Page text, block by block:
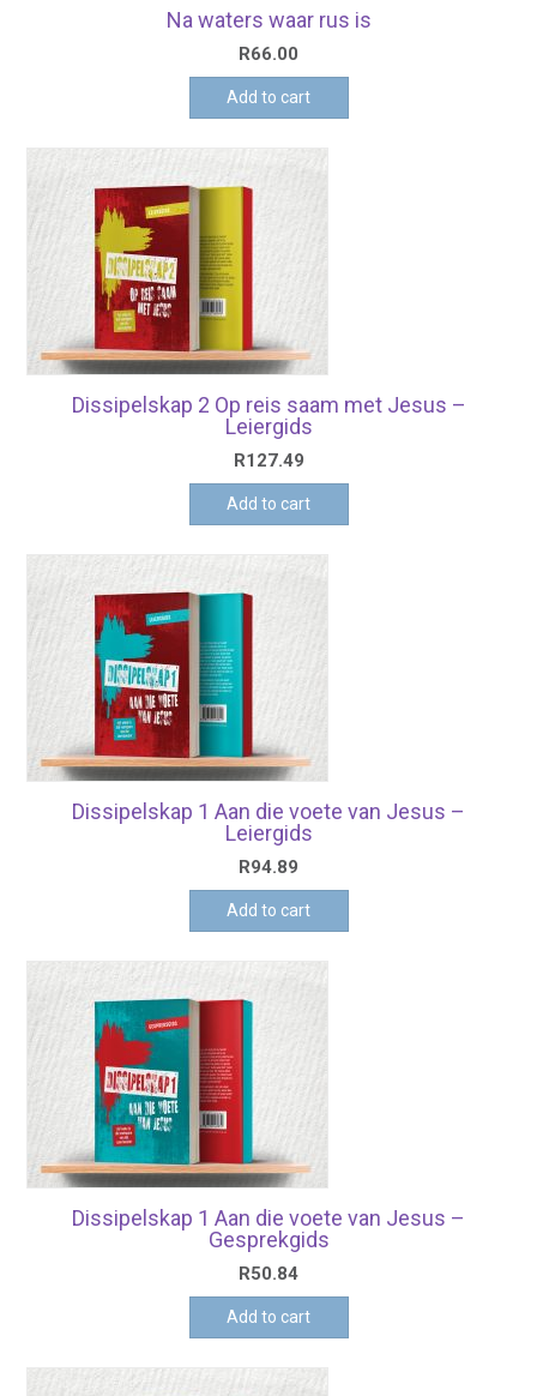
Na waters waar rus is
R66.00
Add to cart
Dissipelskap 2 Op reis saam met Jesus –
Leiergids
R127.49
Add to cart
Dissipelskap 1 Aan die voete van Jesus –
Leiergids
R94.89
Add to cart
Dissipelskap 1 Aan die voete van Jesus –
Gesprekgids
R50.84
Add to cart